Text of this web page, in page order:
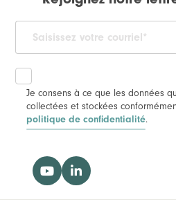
Je consens à ce que les données
collectées et stockées
politique de confidentialité.